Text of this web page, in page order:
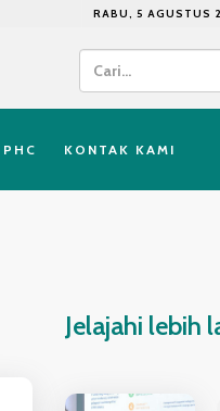
RABU, 5 AGUSTUS
PHC KONTAK KAMI
Jelajahi lebih